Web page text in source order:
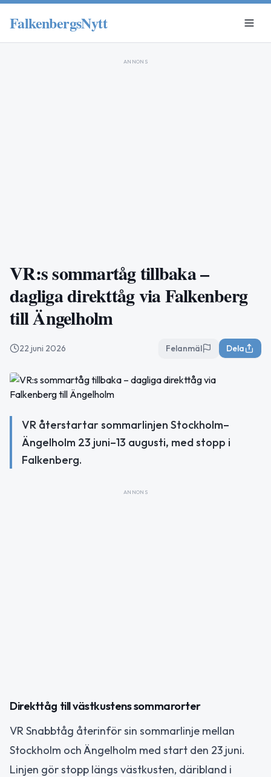
FalkenbergsNytt
ANNONS
VR:s sommartåg tillbaka –
dagliga direkttåg via Falkenberg
till Ängelholm
22 juni 2026 Felanmäl Dela
VR återstartar sommarlinjen Stockholm–
Ängelholm 23 juni–13 augusti, med stopp i
Falkenberg.
ANNONS
Direkttåg till västkustens sommarorter
VR Snabbtåg återinför sin sommarlinje mellan
Stockholm och Ängelholm med start den 23 juni.
Linjen gör stopp längs västkusten, däribland i